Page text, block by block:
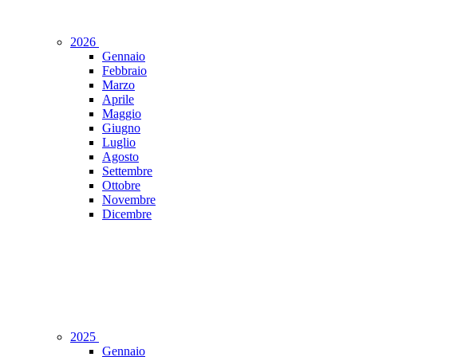
2026
Gennaio
Febbraio
Marzo
Aprile
Maggio
Giugno
Luglio
Agosto
Settembre
Ottobre
Novembre
Dicembre
2025
Gennaio